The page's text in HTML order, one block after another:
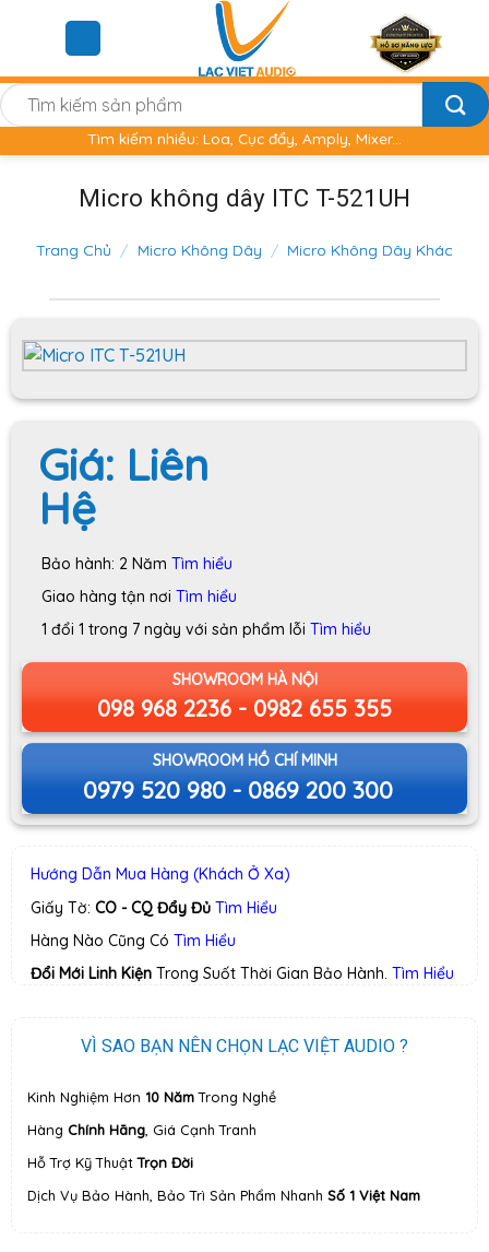
Tìm
kiếm:
Tìm kiếm nhiều: Loa, Cục đẩy, Amply, Mixer...
Micro không dây ITC T-521UH
Trang Chủ / Micro Không Dây / Micro Không Dây Khác
Giá: Liên
Hệ
Bảo hành: 2 Năm Tìm hiểu
Giao hàng tận nơi Tìm hiểu
1 đổi 1 trong 7 ngày với sản phẩm lỗi Tìm hiểu
SHOWROOM HÀ NỘI
098 968 2236 - 0982 655 355
SHOWROOM HỒ CHÍ MINH
0979 520 980 - 0869 200 300
Hướng Dẫn Mua Hàng (Khách Ở Xa)
Giấy Tờ: CO - CQ Đẩy Đủ Tìm Hiểu
Hàng Nào Cũng Có Tìm Hiểu
Đổi Mới Linh KiệnTrong Suốt Thời Gian Bảo Hành. Tìm Hiểu
VÌ SAO BẠN NÊN CHỌN LẠC VIỆT AUDIO ?
Kinh Nghiệm Hơn 10 NămTrong Nghề
Hàng Chính Hãng, Giá Cạnh Tranh
Hỗ Trợ Kỹ ThuậtTrọn Đời
Dịch Vụ Bảo Hành, Bảo Trì Sản Phẩm Nhanh Số 1 Việt Nam